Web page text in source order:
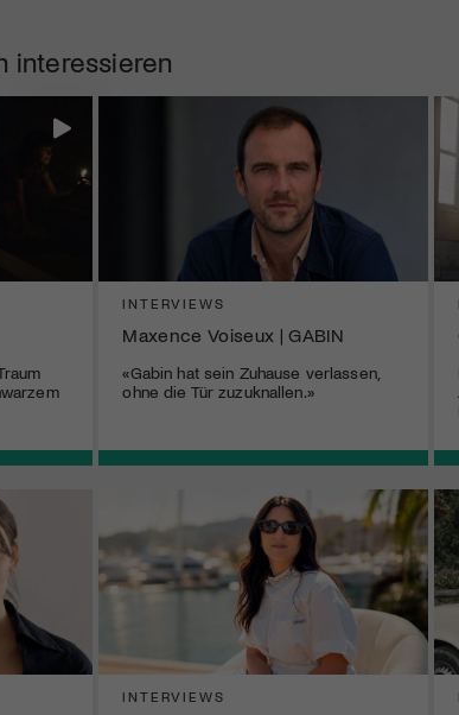
interessieren
INTERVIEWS
Maxence Voiseux | GABIN
«Gabin hat sein Zuhause verlassen,
ohne die Tür zuzuknallen.»
INTERVIEWS